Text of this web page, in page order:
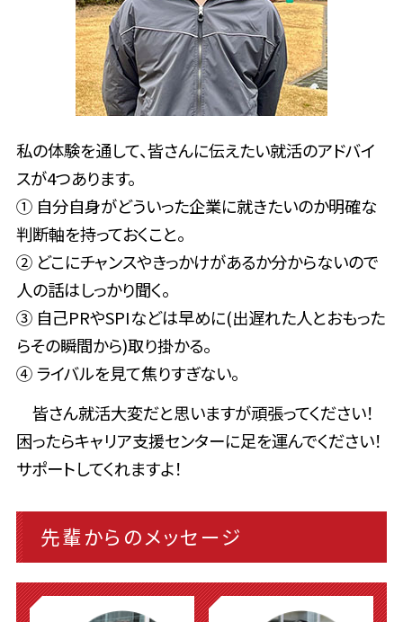
私の体験を通して、皆さんに伝えたい就活のアドバイ
スが4つあります。
① 自分自身がどういった企業に就きたいのか明確な
判断軸を持っておくこと。
② どこにチャンスやきっかけがあるか分からないので
人の話はしっかり聞く。
③ 自己PRやSPIなどは早めに(出遅れた人とおもった
らその瞬間から)取り掛かる。
④ ライバルを見て焦りすぎない。
皆さん就活大変だと思いますが頑張ってください！
困ったらキャリア支援センターに足を運んでください！
サポートしてくれますよ！
先輩からのメッセージ